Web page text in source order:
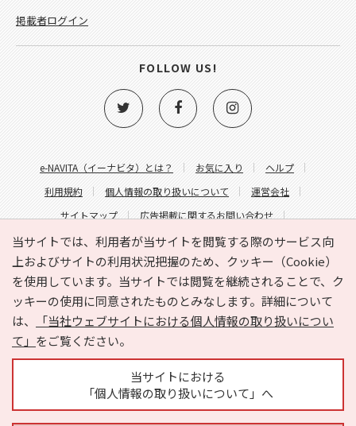
当サイトでは、利用者が当サイトを閲覧する際のサービス向
上およびサイトの利用状況把握のため、クッキー（Cookie）
を使用しています。当サイトでは閲覧を継続されることで、ク
ッキーの使用に同意されたものとみなします。詳細について
は、
「当社ウェブサイトにおける個人情報の取り扱いについ
て」 をご覧ください。
当サイトにおける
「個人情報の取り扱いについて」へ
e-NAVITA（イーナビタ）とは？ お気に入り
ヘルプ
利用規約
個人情報の取り扱いについて
運営会社
サイトマップ
広告掲載に関するお問い合わせ
サイトの内容に関するお問い合わせ
掲載者ログイン
FOLLOW US!
Copyright © HYOJITO.Co.,Ltd. All Rights Reserved.